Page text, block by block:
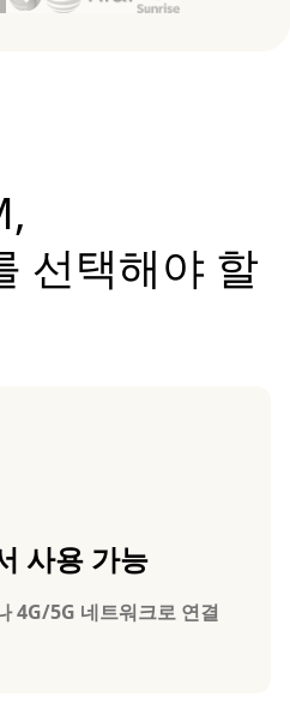
선택해야 할
사용 가능
4G/5G 네트워크로 연결